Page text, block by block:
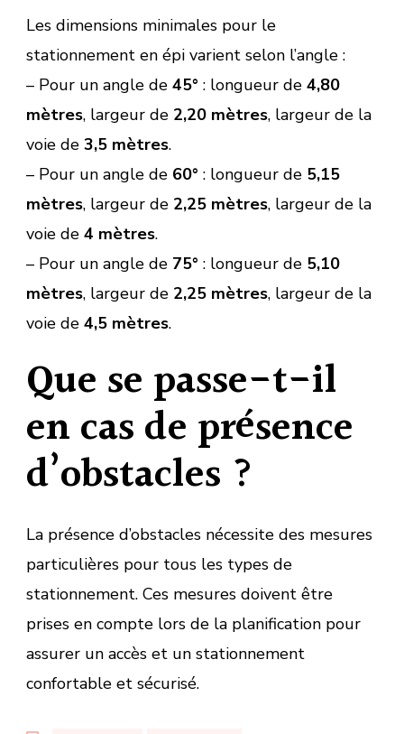
Les dimensions minimales pour le
stationnement en épi varient selon l’angle :
– Pour un angle de 45° : longueur de 4,80
mètres, largeur de 2,20 mètres, largeur de la
voie de 3,5 mètres.
– Pour un angle de 60° : longueur de 5,15
mètres, largeur de 2,25 mètres, largeur de la
voie de 4 mètres.
– Pour un angle de 75° : longueur de 5,10
mètres, largeur de 2,25 mètres, largeur de la
voie de 4,5 mètres.
Que se passe-t-il
en cas de présence
d’obstacles ?
La présence d’obstacles nécessite des mesures
particulières pour tous les types de
stationnement. Ces mesures doivent être
prises en compte lors de la planification pour
assurer un accès et un stationnement
confortable et sécurisé.